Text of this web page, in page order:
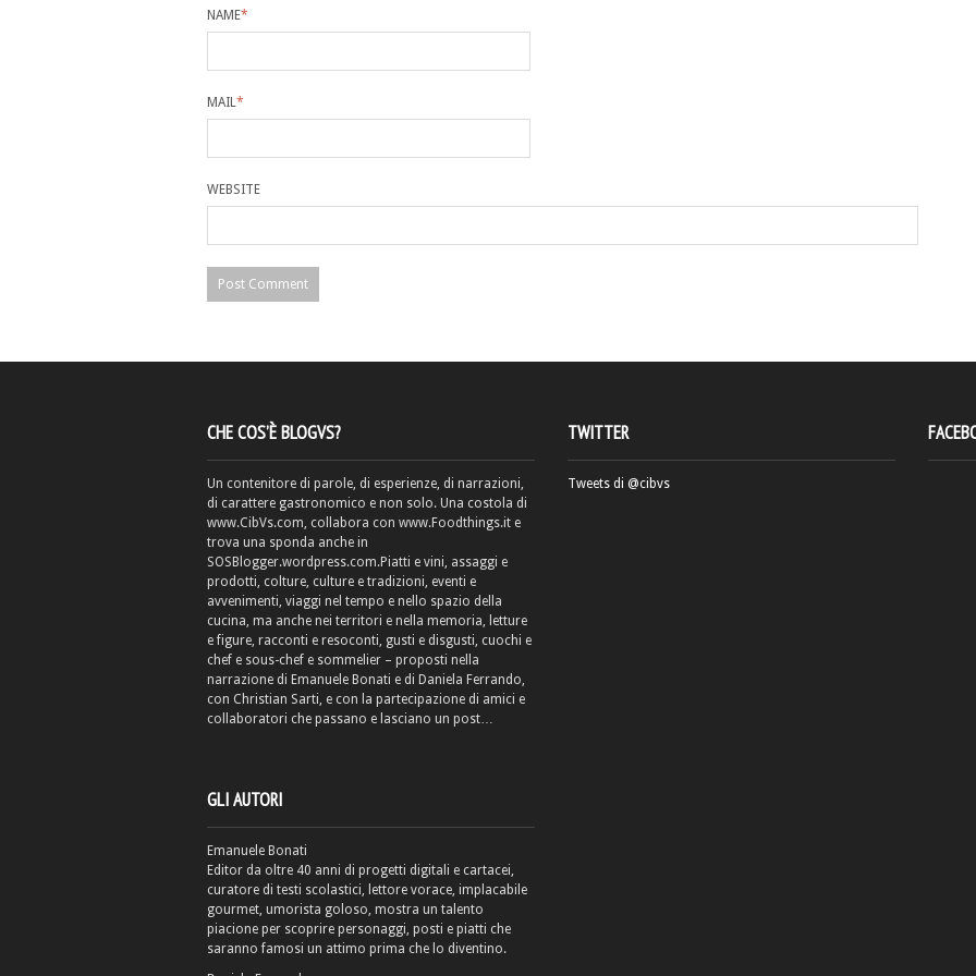
NAME*
MAIL *
WEBSITE
CHE COS’È BLOGVS?
Un contenitore di parole, di esperienze, di narrazioni,
di carattere gastronomico e non solo. Una costola di
www.CibVs.com, collabora con www.Foodthings.it e
trova una sponda anche in
SOSBlogger.wordpress.com.Piatti e vini, assaggi e
prodotti, colture, culture e tradizioni, eventi e
avvenimenti, viaggi nel tempo e nello spazio della
cucina, ma anche nei territori e nella memoria, letture
e figure, racconti e resoconti, gusti e disgusti, cuochi e
chef e sous-chef e sommelier – proposti nella
narrazione di Emanuele Bonati e di Daniela Ferrando,
con Christian Sarti, e con la partecipazione di amici e
collaboratori che passano e lasciano un post…
GLI AUTORI
Emanuele Bonati
Editor da oltre 40 anni di progetti digitali e cartacei,
curatore di testi scolastici, lettore vorace, implacabile
gourmet, umorista goloso, mostra un talento
piacione per scoprire personaggi, posti e piatti che
saranno famosi un attimo prima che lo diventino.
TWITTER
Tweets di @cibvs